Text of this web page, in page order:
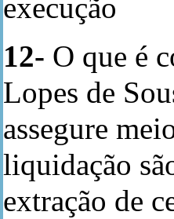
execução
12- O que é
Lopes de
assegure
liquidação
extração de